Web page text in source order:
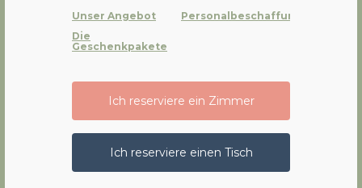
Unser Angebot
Personalbeschaffung
Die
Geschenkpakete
Ich reserviere ein Zimmer
Ich reserviere einen Tisch